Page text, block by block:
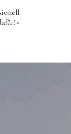
«